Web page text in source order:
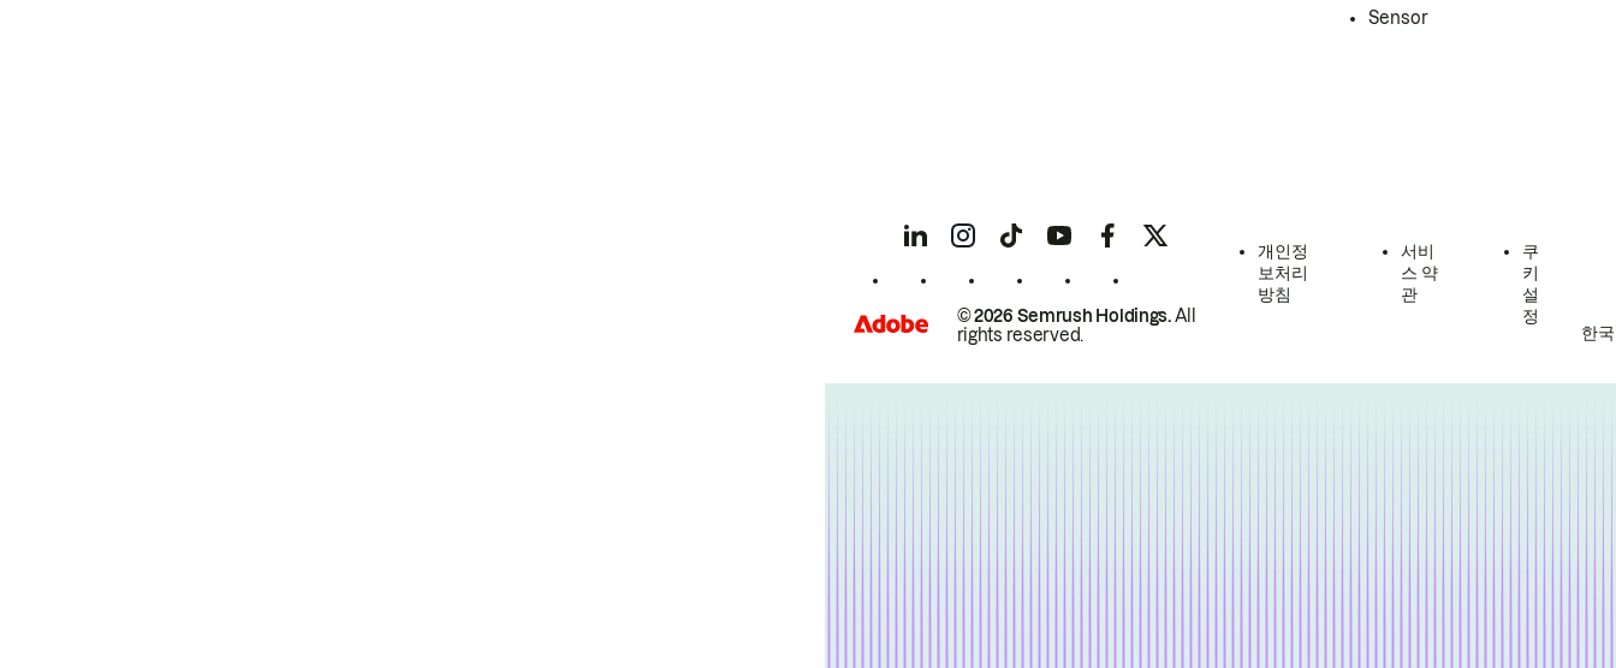
Sensor
© 2026 Semrush Holdings.All
rights reserved.
개인정
보처리
방침
서비
스 약
관
쿠
키
설
정
한